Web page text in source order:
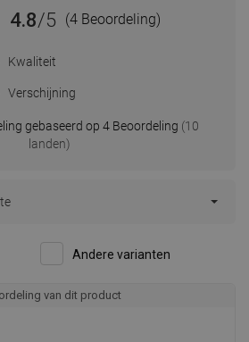
4.8/5 (4 Beoordeling)
gebaseerd op 4 Beoordeling (10
landen)
Kwaliteit
Verschijning
Andere varianten
van dit product